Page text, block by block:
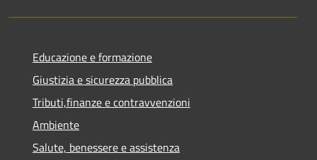
Educazione e formazione
Giustizia e sicurezza pubblica
Tributi,finanze e contravvenzioni
Ambiente
Salute, benessere e assistenza